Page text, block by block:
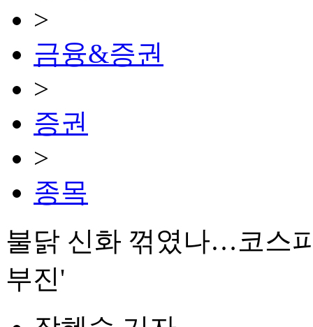
>
금융&증권
>
증권
>
종목
불닭 신화 꺾였나…코스
부진'